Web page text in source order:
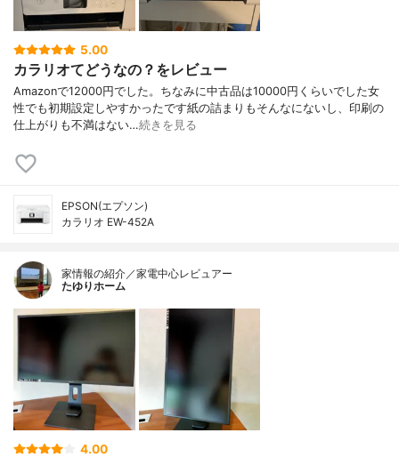
5.00
カラリオてどうなの？をレビュー
Amazonで12000円でした。ちなみに中古品は10000円くらいでした女
性でも初期設定しやすかったです紙の詰まりもそんなにないし、印刷の
仕上がりも不満はない…続きを見る
EPSON(エプソン)
カラリオ EW-452A
家情報の紹介／家電中心レビュアー
たゆりホーム
4.00